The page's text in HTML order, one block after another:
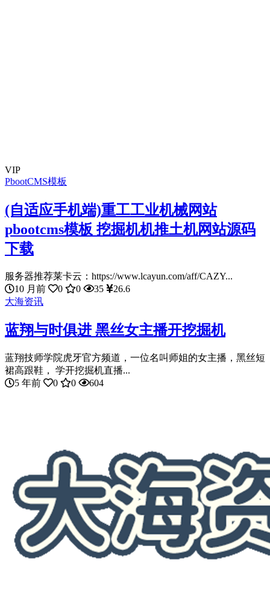
VIP
PbootCMS模板
(自适应手机端)重工工业机械网站
pbootcms模板 挖掘机机推土机网站源码
下载
服务器推荐莱卡云：https://www.lcayun.com/aff/CAZY...
10 月前
0 0 35
26.6
大海资讯
蓝翔与时俱进 黑丝女主播开挖掘机
蓝翔技师学院虎牙官方频道，一位名叫师姐的女主播，黑丝短
裙高跟鞋， 学开挖掘机直播...
5 年前
0 0 604